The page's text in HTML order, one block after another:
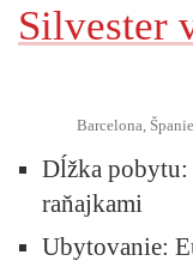
Silvester
Barcelona,
Dĺžka pobytu:
raňajkami
Ubytovanie: